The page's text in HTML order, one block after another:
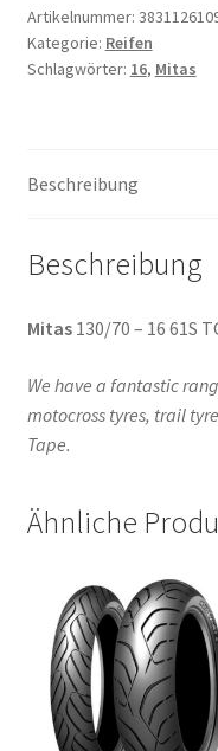
61S
TOURING
FORCE-
Menge
Artikelnummer:
Kategorie: Reifen
Schlagwörter: 16, Mitas
Beschreibung
Beschreibung
Mitas130/70 – 16 61S
We have a fantastic
motocross tyres, trail
Tape.
Ähnliche